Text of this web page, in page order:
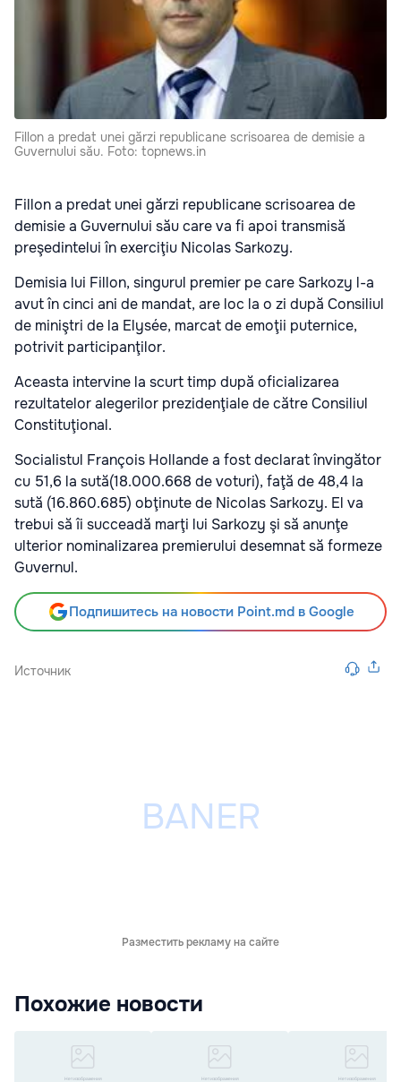
Fillon a predat unei gărzi republicane scrisoarea de demisie a
Guvernului său. Foto: topnews.in
Fillon a predat unei gărzi republicane scrisoarea de
demisie a Guvernului său care va fi apoi transmisă
preşedintelui în exerciţiu Nicolas Sarkozy.
Demisia lui Fillon, singurul premier pe care Sarkozy l-a
avut în cinci ani de mandat, are loc la o zi după Consiliul
de miniştri de la Elysée, marcat de emoţii puternice,
potrivit participanţilor.
Aceasta intervine la scurt timp după oficializarea
rezultatelor alegerilor prezidenţiale de către Consiliul
Constituţional.
Socialistul François Hollande a fost declarat învingător
cu 51,6 la sută(18.000.668 de voturi), faţă de 48,4 la
sută (16.860.685) obţinute de Nicolas Sarkozy. El va
trebui să îi succeadă marţi lui Sarkozy şi să anunţe
ulterior nominalizarea premierului desemnat să formeze
Guvernul.
Подпишитесь на новости Point.md в Google
Источник
Разместить рекламу на сайте
Похожие новости